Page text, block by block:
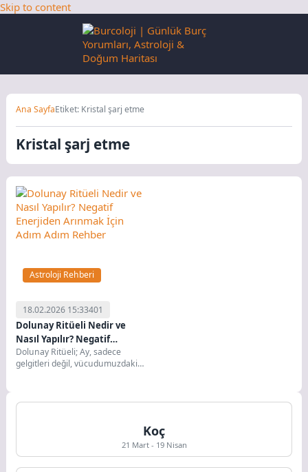
Skip to content
Ana SayfaEtiket: Kristal şarj etme
Kristal şarj etme
Astroloji Rehberi
18.02.2026 15:33401
Dolunay Ritüeli Nedir ve
Nasıl Yapılır? Negatif
Enerjiden Arınmak İçin Adım
Adım Rehber
Dolunay Ritüeli; Ay, sadece
gelgitleri değil, vücudumuzdaki
Koç
21 Mart - 19 Nisan